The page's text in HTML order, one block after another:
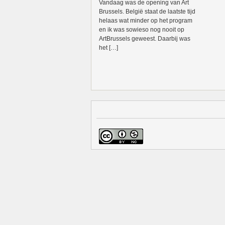
Vandaag was de opening van Art
Brussels. België staat de laatste tijd
helaas wat minder op het program
en ik was sowieso nog nooit op
ArtBrussels geweest. Daarbij was
het […]